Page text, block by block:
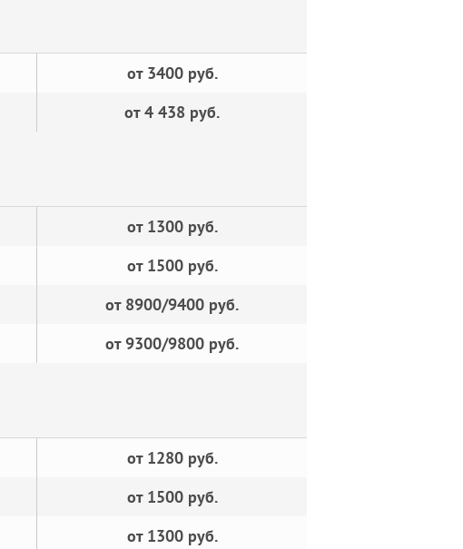
от 3400 руб.
от 4 438 руб.
от 1300 руб.
от 1500 руб.
от 8900/9400 руб.
от 9300/9800 руб.
от 1280 руб.
от 1500 руб.
от 1300 руб.